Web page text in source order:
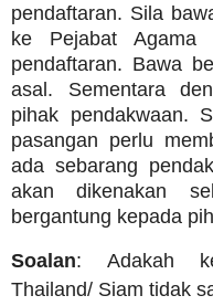
pendaftaran. Sila
ke Pejabat Agama
pendaftaran. Bawa
asal. Sementara
pihak pendakwaan.
pasangan perlu
ada sebarang
akan dikenakan
bergantung kepada
Soalan: Adakah
Thailand/ Siam tidak